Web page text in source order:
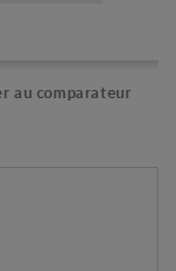
au comparateur